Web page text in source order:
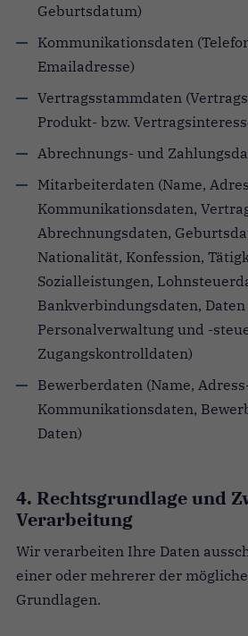
Geburtsdatum)
Kommunikationsdaten
Emailadresse)
Vertragsstammdaten
Produkt- bzw.
Abrechnungs- und
Mitarbeiterdaten (Name,
Kommunikationsdaten,
Abrechnungsdaten,
Nationalität, Konfession,
Sozialleistungen,
Bankverbindungsdaten,
Personalverwaltung und -
Zugangskontrolldaten)
Bewerberdaten (Name,
Kommunikationsdaten,
Daten)
4. Rechtsgrundlage und
Verarbeitung
Wir verarbeiten Ihre Daten
einer oder mehrerer der
Grundlagen.